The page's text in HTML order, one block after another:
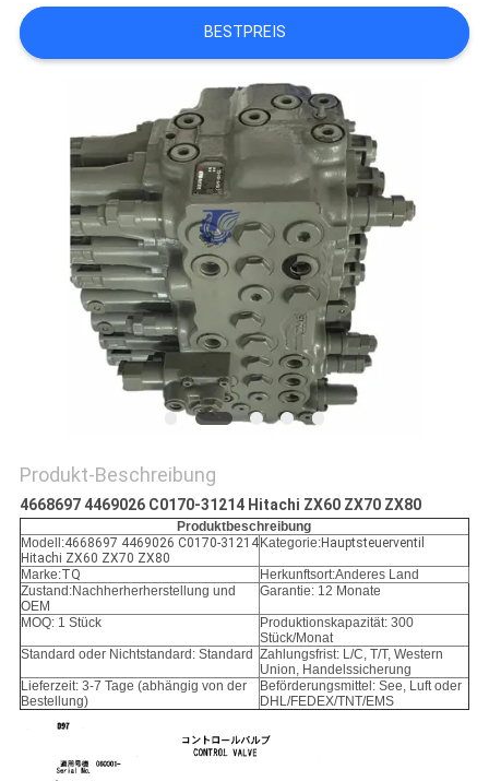
ALLE
FÄLLE
REFERENZEN
SITEMAP
DATENSCHUTZ-
BESTIMMUNGEN
BESTPREIS
Produkt-Beschreibung
4668697 4469026 C0170-31214 Hitachi ZX60 ZX70 ZX80
Produktbeschreibung
Modell:4668697 4469026 C0170-31214
Hitachi ZX60 ZX70 ZX80
Kategorie:Hauptsteuerventil
Marke:TQ
Herkunftsort:Anderes Land
Zustand:Nachherherherstellung und
OEM
Garantie: 12 Monate
MOQ: 1 Stück
Produktionskapazität: 300
Stück/Monat
Standard oder Nichtstandard: Standard Zahlungsfrist: L/C, T/T, Western
Union, Handelssicherung
Lieferzeit: 3-7 Tage (abhängig von der
Bestellung)
Beförderungsmittel: See, Luft oder
DHL/FEDEX/TNT/EMS